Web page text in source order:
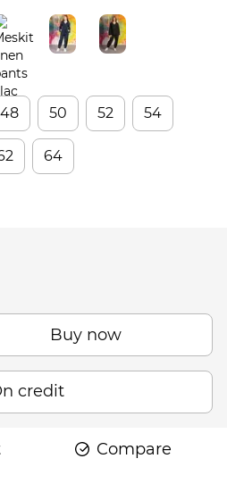
48 50 52 54
64
Buy now
credit
Compare